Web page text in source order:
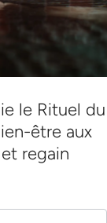
le Rituel du
être aux
regain